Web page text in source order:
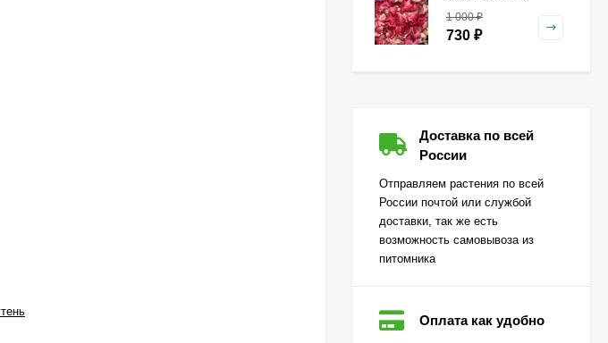
метельчатая
1 000₽
730 ₽
500₽
360
Гортензия Лаймлайт
(Limelight) метельчатая
Доставка по всей
России
Отправляем растения по всей
России почтой или службой
доставки, так же есть
возможность самовывоза из
питомника
Оплата как удобно